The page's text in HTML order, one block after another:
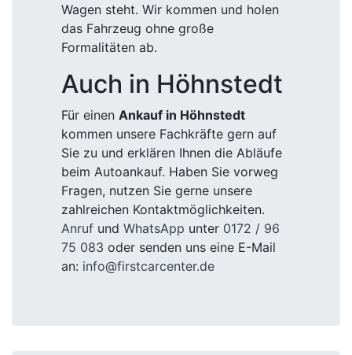
Wagen steht. Wir kommen und holen
das Fahrzeug ohne große
Formalitäten ab.
Auch in Höhnstedt
Für einen Ankauf in Höhnstedt
kommen unsere Fachkräfte gern auf
Sie zu und erklären Ihnen die Abläufe
beim Autoankauf. Haben Sie vorweg
Fragen, nutzen Sie gerne unsere
zahlreichen Kontaktmöglichkeiten.
Anruf und WhatsApp unter 0172 / 96
75 083 oder senden uns eine E-Mail
an: info@firstcarcenter.de